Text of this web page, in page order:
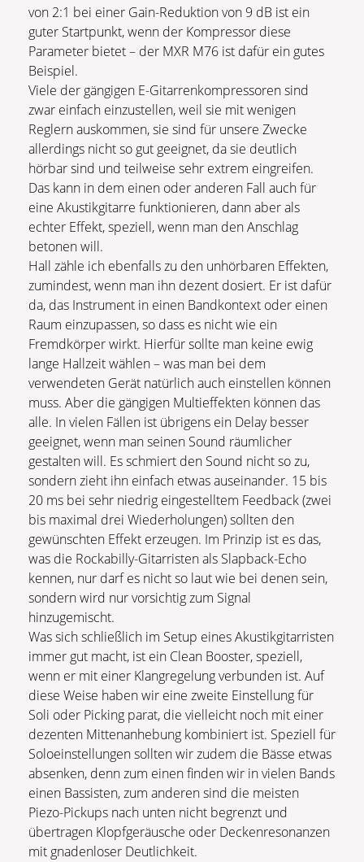
von 2:1 bei einer Gain-Reduktion von 9 dB ist ein
guter Startpunkt, wenn der Kompressor diese
Parameter bietet – der MXR M76 ist dafür ein gutes
Beispiel.
Viele der gängigen E-Gitarrenkompressoren sind
zwar einfach einzustellen, weil sie mit wenigen
Reglern auskommen, sie sind für unsere Zwecke
allerdings nicht so gut geeignet, da sie deutlich
hörbar sind und teilweise sehr extrem eingreifen.
Das kann in dem einen oder anderen Fall auch für
eine Akustikgitarre funktionieren, dann aber als
echter Effekt, speziell, wenn man den Anschlag
betonen will.
Hall zähle ich ebenfalls zu den unhörbaren Effekten,
zumindest, wenn man ihn dezent dosiert. Er ist dafür
da, das Instrument in einen Bandkontext oder einen
Raum einzupassen, so dass es nicht wie ein
Fremdkörper wirkt. Hierfür sollte man keine ewig
lange Hallzeit wählen – was man bei dem
verwendeten Gerät natürlich auch einstellen können
muss. Aber die gängigen Multieffekten können das
alle. In vielen Fällen ist übrigens ein Delay besser
geeignet, wenn man seinen Sound räumlicher
gestalten will. Es schmiert den Sound nicht so zu,
sondern zieht ihn einfach etwas auseinander. 15 bis
20 ms bei sehr niedrig eingestelltem Feedback (zwei
bis maximal drei Wiederholungen) sollten den
gewünschten Effekt erzeugen. Im Prinzip ist es das,
was die Rockabilly-Gitarristen als Slapback-Echo
kennen, nur darf es nicht so laut wie bei denen sein,
sondern wird nur vorsichtig zum Signal
hinzugemischt.
Was sich schließlich im Setup eines Akustikgitarristen
immer gut macht, ist ein Clean Booster, speziell,
wenn er mit einer Klangregelung verbunden ist. Auf
diese Weise haben wir eine zweite Einstellung für
Soli oder Picking parat, die vielleicht noch mit einer
dezenten Mittenanhebung kombiniert ist. Speziell für
Soloeinstellungen sollten wir zudem die Bässe etwas
absenken, denn zum einen finden wir in vielen Bands
einen Bassisten, zum anderen sind die meisten
Piezo-Pickups nach unten nicht begrenzt und
übertragen Klopfgeräusche oder Deckenresonanzen
mit gnadenloser Deutlichkeit.